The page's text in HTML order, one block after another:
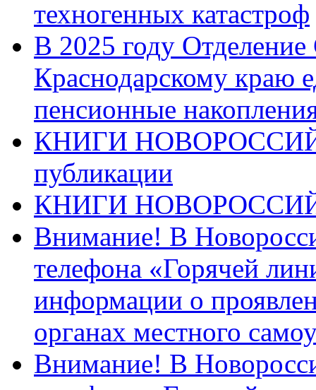
техногенных катастроф
В 2025 году
Краснодарскому краю
пенсионные
КНИГИ
публикации
КНИГИ
Внимание! В
телефона «Горячей
информации о
органах местного
Внимание! В